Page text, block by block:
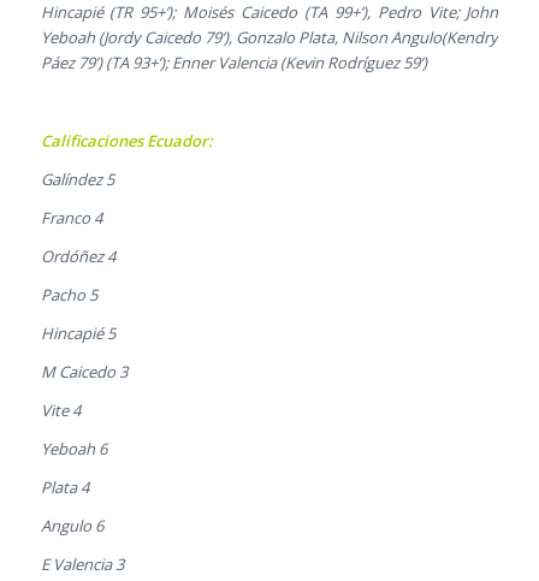
Hincapié (TR 95+’); Moisés Caicedo (TA 99+’), Pedro Vite; John
Yeboah (Jordy Caicedo 79’), Gonzalo Plata, Nilson Angulo(Kendry
Páez 79’) (TA 93+’); Enner Valencia (Kevin Rodríguez 59’)
Calificaciones Ecuador:
Galíndez 5
Franco 4
Ordóñez 4
Pacho 5
Hincapié 5
M Caicedo 3
Vite 4
Yeboah 6
Plata 4
Angulo 6
E Valencia 3